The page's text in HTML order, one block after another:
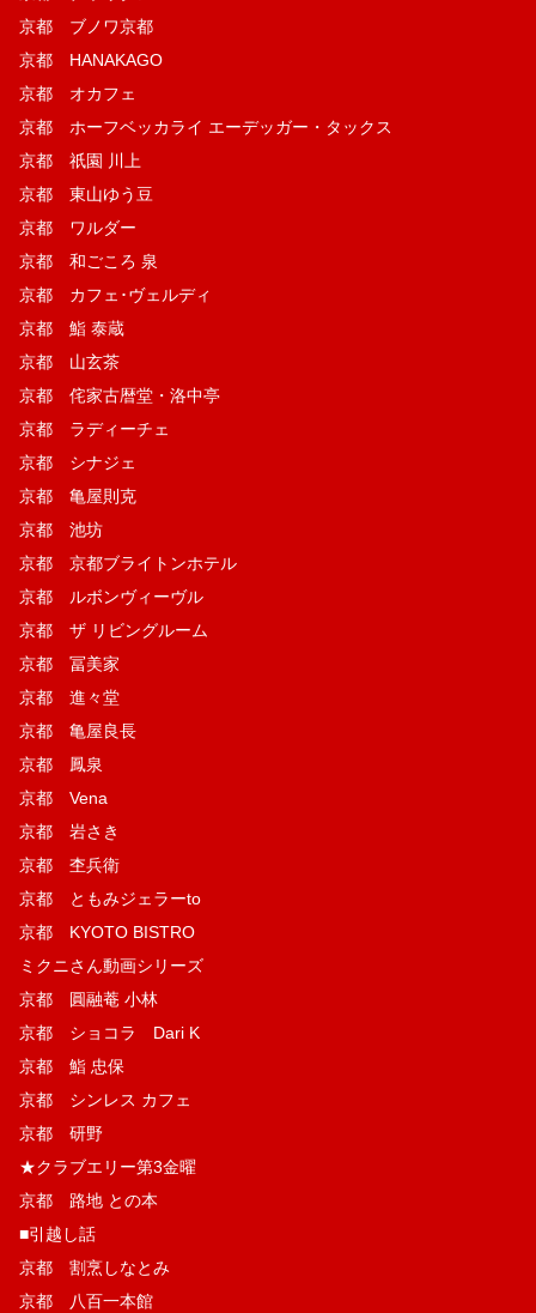
京都 ブノワ京都
京都 HANAKAGO
京都 オカフェ
京都 ホーフベッカライ エーデッガー・タックス
京都 祇園 川上
京都 東山ゆう豆
京都 ワルダー
京都 和ごころ 泉
京都 カフェ･ヴェルディ
京都 鮨 泰蔵
京都 山玄茶
京都 侘家古暦堂・洛中亭
京都 ラディーチェ
京都 シナジェ
京都 亀屋則克
京都 池坊
京都 京都ブライトンホテル
京都 ルボンヴィーヴル
京都 ザ リビングルーム
京都 冨美家
京都 進々堂
京都 亀屋良長
京都 鳳泉
京都 Vena
京都 岩さき
京都 杢兵衛
京都 ともみジェラーto
京都 KYOTO BISTRO
ミクニさん動画シリーズ
京都 圓融菴 小林
京都 ショコラ Dari K
京都 鮨 忠保
京都 シンレス カフェ
京都 研野
★クラブエリー第3金曜
京都 路地 との本
■引越し話
京都 割烹しなとみ
京都 八百一本館